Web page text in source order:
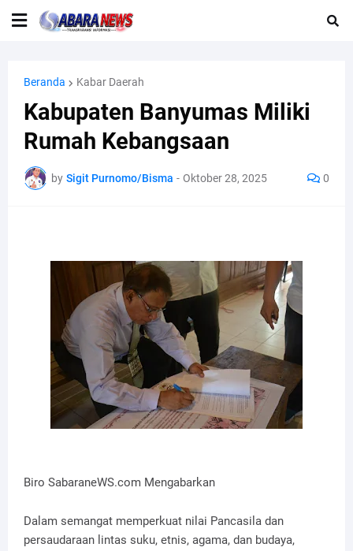
Beranda Kabar Daerah
Kabupaten Banyumas Miliki
Rumah Kebangsaan
by Sigit Purnomo/Bisma - Oktober 28, 2025 0
Biro SabaraneWS.com Mengabarkan
Dalam semangat memperkuat nilai Pancasila dan
persaudaraan lintas suku, etnis, agama, dan budaya,